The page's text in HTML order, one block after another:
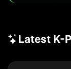
Latest K-